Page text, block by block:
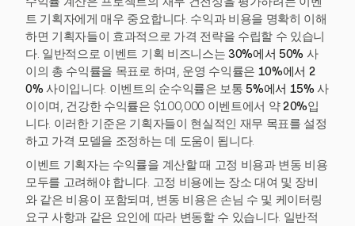
트 기획자에게 매우 중요합니다. 수익과 비용을 명확히 이해
하면 기획자들이 효과적으로 가격 전략을 수립할 수 있습니
다. 일반적으로 이벤트 기획 비즈니스는 30%에서 50% 사
이의 총 수익률을 목표로 하며, 운영 수익률은 10%에서 2
0% 사이입니다. 이벤트의 순수익률은 보통5%에서 15% 사
이이며, 건강한 수익률은 $100,000 이벤트에서 약20%입
니다. 이러한 기준은 기획자들이 현실적인 재무 목표를 설정
하고 가격 모델을 조정하는 데 도움이 됩니다.
이벤트 기획자는 수익률을 계산할 때 고정 비용과 변동 비용
모두를 고려해야 합니다. 고정 비용에는 장소 대여 및 장비
와 같은 비용이 포함되며, 변동 비용은 손님 수 및 케이터링
요구 사항과 같은 요인에 따라 변동할 수 있습니다. 일반적